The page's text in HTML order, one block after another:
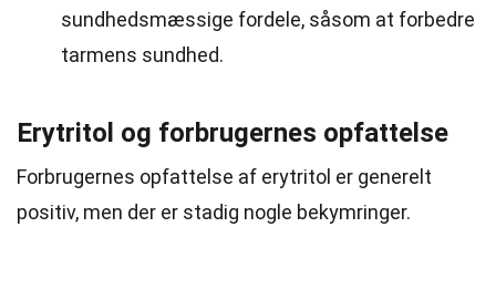
sundhedsmæssige fordele, såsom at forbedre
tarmens sundhed.
Erytritol og forbrugernes opfattelse
Forbrugernes opfattelse af erytritol er generelt
positiv, men der er stadig nogle bekymringer.